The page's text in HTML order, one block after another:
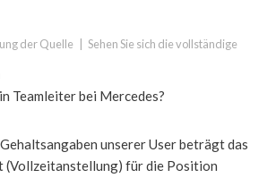
der Quelle Sehen Sie sich die vollständige
Teamleiter bei Mercedes?
unserer User beträgt das
für die Position